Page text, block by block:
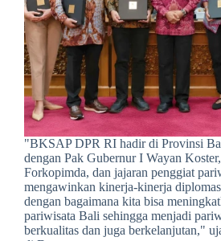
"BKSAP DPR RI hadir di Provinsi
dengan Pak Gubernur I Wayan
Forkopimda, dan jajaran penggiat
mengawinkan kinerja-kinerja
dengan bagaimana kita bisa
pariwisata Bali sehingga menjadi
berkualitas dan juga berkelanjutan,"